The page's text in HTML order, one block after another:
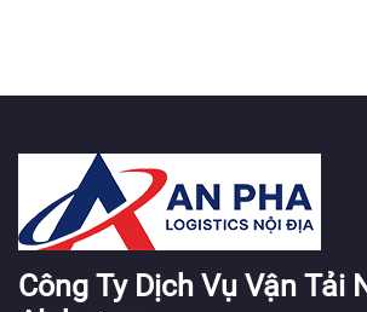
Công Ty Dịch Vụ Vận Tải